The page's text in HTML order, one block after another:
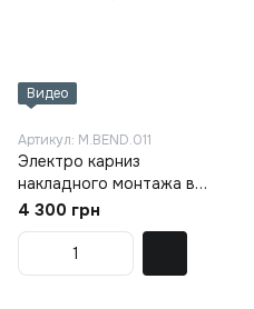
Видео
Артикул: M.BEND.011
Электро карниз
накладного монтажа в
нишу Mriya Bend
черный(M.BEND.01)
4 300 грн